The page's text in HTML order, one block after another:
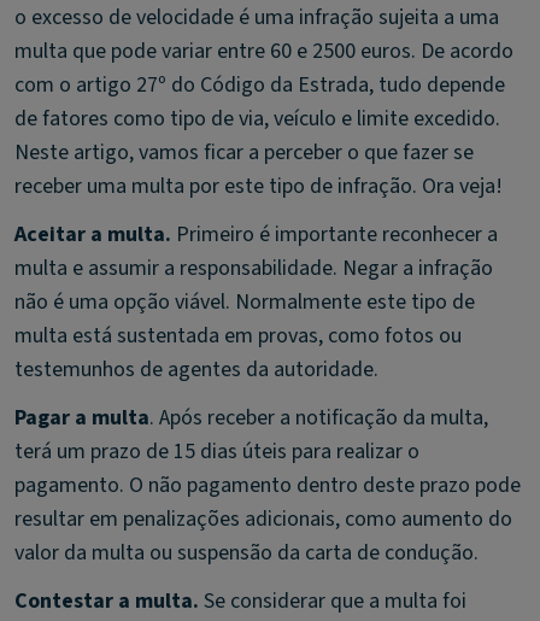
o excesso de velocidade é uma infração sujeita a uma
multa que pode variar entre 60 e 2500 euros. De acordo
com o artigo 27º do Código da Estrada, tudo depende
de fatores como tipo de via, veículo e limite excedido.
Neste artigo, vamos ficar a perceber o que fazer se
receber uma multa por este tipo de infração. Ora veja!
Aceitar a multa. Primeiro é importante reconhecer a
multa e assumir a responsabilidade. Negar a infração
não é uma opção viável. Normalmente este tipo de
multa está sustentada em provas, como fotos ou
testemunhos de agentes da autoridade.
Pagar a multa. Após receber a notificação da multa,
terá um prazo de 15 dias úteis para realizar o
pagamento. O não pagamento dentro deste prazo pode
resultar em penalizações adicionais, como aumento do
valor da multa ou suspensão da carta de condução.
Contestar a multa. Se considerar que a multa foi